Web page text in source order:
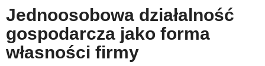
Jednoosobowa działalność
gospodarcza jako forma
własności firmy